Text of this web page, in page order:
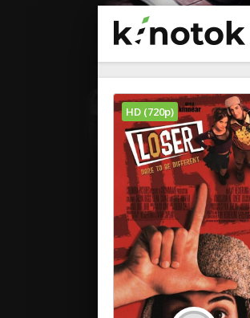
HD (720p)